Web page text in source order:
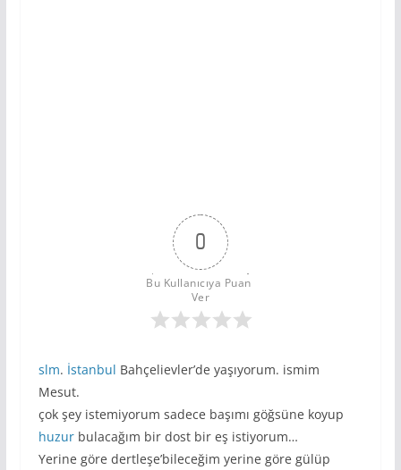
0
Bu Kullanıcıya Puan
Ver
slm. İstanbul Bahçelievler’de yaşıyorum. ismim
Mesut.
çok şey istemiyorum sadece başımı göğsüne koyup
huzurbulacağım bir dost bir eş istiyorum…
Yerine göre dertleşe’bileceğim yerine göre gülüp